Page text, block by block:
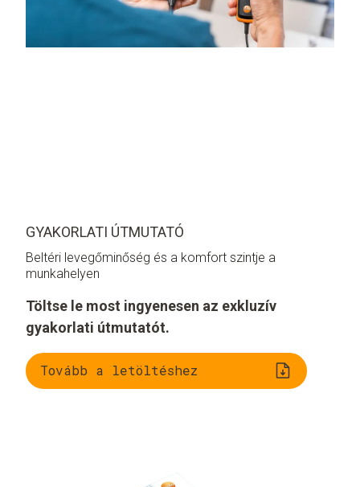
GYAKORLATI ÚTMUTATÓ
Beltéri levegőminőség és a komfort szintje a
munkahelyen
Töltse le most ingyenesen az exkluzív
gyakorlati útmutatót.
Tovább a letöltéshez